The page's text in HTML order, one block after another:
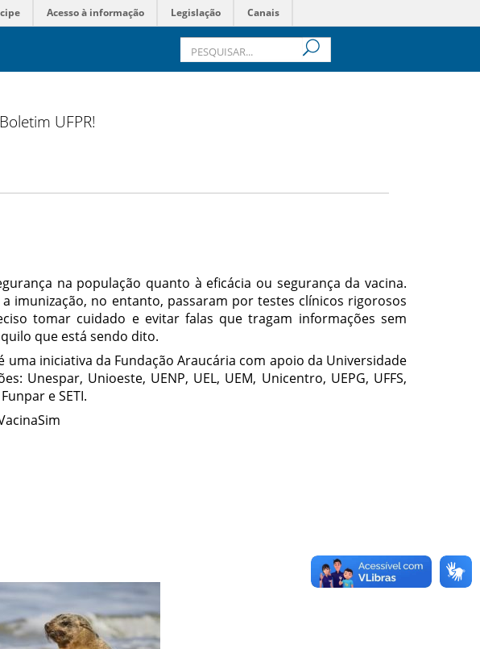
Acesso à informação Legislação Canais
UFPR!
na população quanto à eficácia ou segurança da vacina.
imunização, no entanto, passaram por testes clínicos rigorosos
tomar cuidado e evitar falas que tragam informações sem
que está sendo dito.
uma iniciativa da Fundação Araucária com apoio da Universidade
Unespar, Unioeste, UENP, UEL, UEM, Unicentro, UEPG, UFFS,
e SETI.